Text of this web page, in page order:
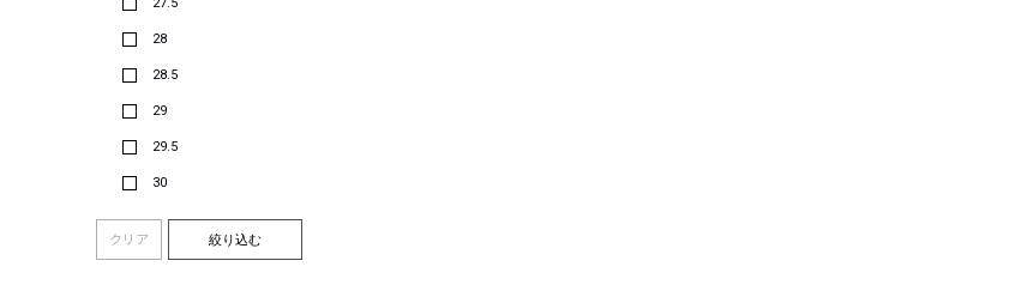
28
28.5
29
29.5
30
クリア 絞り込む